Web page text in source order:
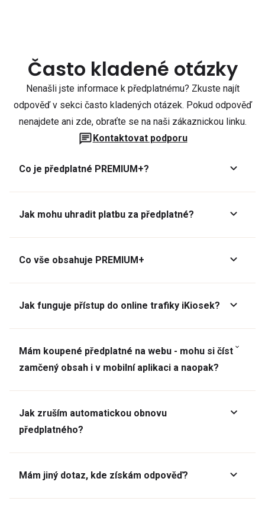
Často kladené otázky
Nenašli jste informace k předplatnému? Zkuste najít
odpověď v sekci často kladených otázek. Pokud odpověď
nenajdete ani zde, obraťte se na naši zákaznickou linku.
Kontaktovat podporu
Co je předplatné PREMIUM+?
Jak mohu uhradit platbu za předplatné?
Co vše obsahuje PREMIUM+
Jak funguje přístup do online trafiky iKiosek?
Mám koupené předplatné na webu - mohu si číst
zamčený obsah i v mobilní aplikaci a naopak?
Jak zruším automatickou obnovu
předplatného?
Mám jiný dotaz, kde získám odpověď?